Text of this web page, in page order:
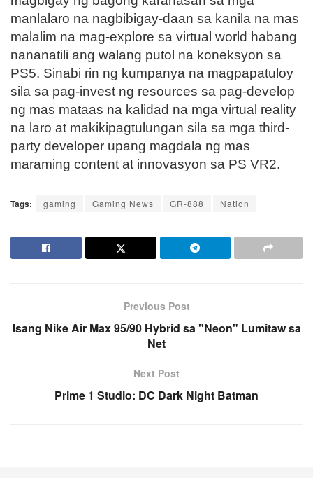
manlalaro na nagbibigay-daan sa kanila na mas
malalim na mag-explore sa virtual world habang
nananatili ang walang putol na koneksyon sa
PS5. Sinabi rin ng kumpanya na magpapatuloy
sila sa pag-invest ng resources sa pag-develop
ng mas mataas na kalidad na mga virtual reality
na laro at makikipagtulungan sila sa mga third-
party developer upang magdala ng mas
maraming content at innovasyon sa PS VR2.
Tags: gaming Gaming News GR-888 Nation
Previous Post
Isang Nike Air Max 95/90 Hybrid sa "Neon" Lumitaw sa
Net
Next Post
Prime 1 Studio: DC Dark Night Batman